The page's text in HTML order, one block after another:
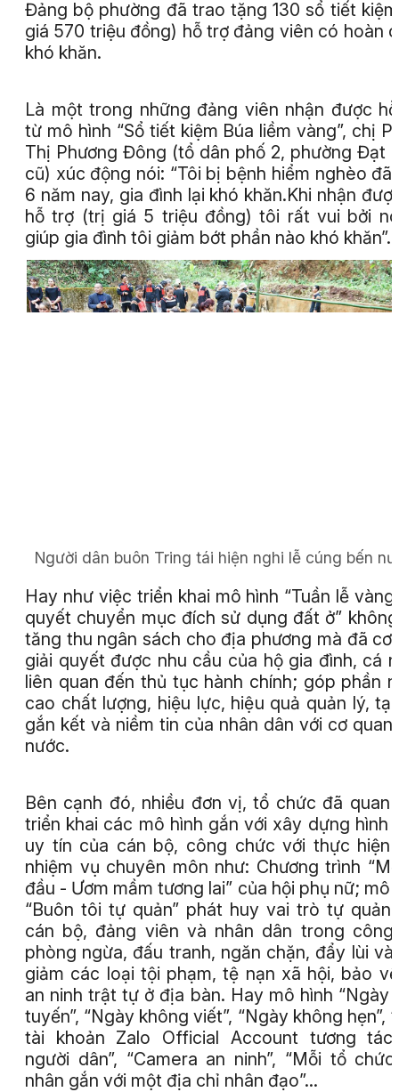
Đảng bộ phường đã trao tặng 130 sổ tiết
giá 570 triệu đồng) hỗ trợ đảng viên có hoàn
khó khăn.
Là một trong những đảng viên nhận được
từ mô hình “Sổ tiết kiệm Búa liềm vàng”, chị
Thị Phương Đông (tổ dân phố 2, phường Đạt
cũ) xúc động nói: “Tôi bị bệnh hiểm nghèo đã
6 năm nay, gia đình lại khó khăn.Khi nhận
hỗ trợ (trị giá 5 triệu đồng) tôi rất vui bởi
giúp gia đình tôi giảm bớt phần nào khó khăn”.
Người dân buôn Tring tái hiện nghi lễ cúng bến
Hay như việc triển khai mô hình “Tuần lễ vàng
quyết chuyển mục đích sử dụng đất ở”
tăng thu ngân sách cho địa phương mà đã cơ
giải quyết được nhu cầu của hộ gia đình, cá
liên quan đến thủ tục hành chính; góp phần
cao chất lượng, hiệu lực, hiệu quả quản lý,
gắn kết và niềm tin của nhân dân với cơ quan
nước.
Bên cạnh đó, nhiều đơn vị, tổ chức đã quan
triển khai các mô hình gắn với xây dựng hình
uy tín của cán bộ, công chức với thực hiện
nhiệm vụ chuyên môn như: Chương trình
đầu - Ươm mầm tương lai” của hội phụ nữ; mô
“Buôn tôi tự quản” phát huy vai trò tự quản
cán bộ, đảng viên và nhân dân trong
phòng ngừa, đấu tranh, ngăn chặn, đẩy lùi và
giảm các loại tội phạm, tệ nạn xã hội, bảo
an ninh trật tự ở địa bàn. Hay mô hình “Ngày
tuyến”, “Ngày không viết”, “Ngày không hẹn”,
tài khoản Zalo Official Account tương
người dân”, “Camera an ninh”, “Mỗi tổ
nhân gắn với một địa chỉ nhân đạo”...